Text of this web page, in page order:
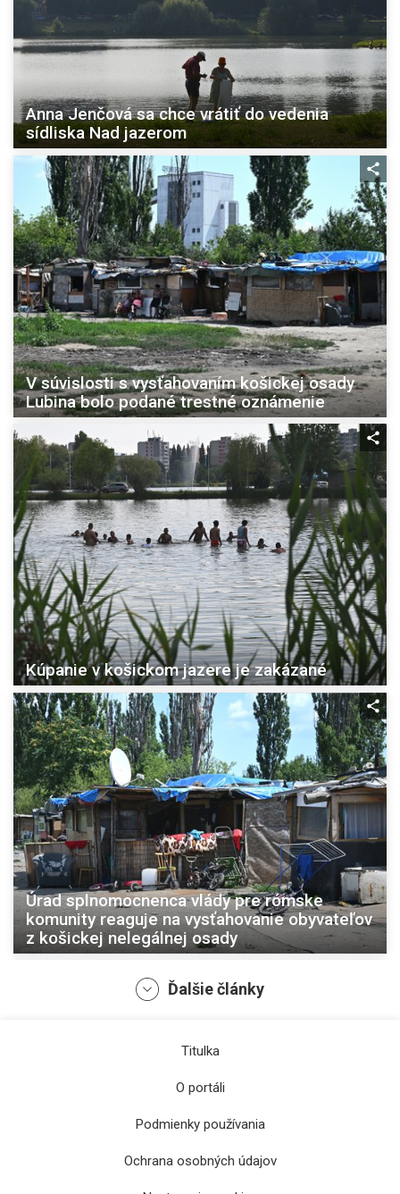
Anna Jenčová sa chce vrátiť do vedenia
sídliska Nad jazerom
V súvislosti s vysťahovaním košickej osady
Lubina bolo podané trestné oznámenie
Kúpanie v košickom jazere je zakázané
Úrad splnomocnenca vlády pre rómske
komunity reaguje na vysťahovanie obyvateľov
z košickej nelegálnej osady
O post starostu sídliska Nad jazerom
Ďalšie články
Titulka
O portáli
Podmienky používania
Ochrana osobných údajov